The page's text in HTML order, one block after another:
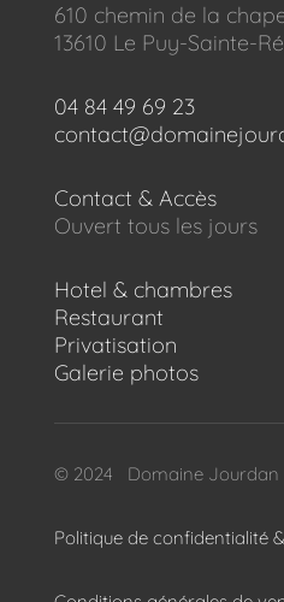
610 chemin de la
13610 Le Puy-Sainte-
04 84 49 69 23
Contact & Accès
Ouvert tous les jours
Hotel & chambres
Restaurant
Privatisation
Galerie photos
© 2024 Domaine Jourdan
Politique de confidentialité